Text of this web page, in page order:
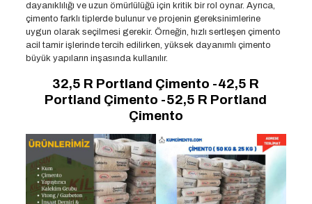
dayanıklılığı ve uzun ömürlülüğü için kritik bir rol oynar. Ayrıca,
çimento farklı tiplerde bulunur ve projenin gereksinimlerine
uygun olarak seçilmesi gerekir. Örneğin, hızlı sertleşen çimento
acil tamir işlerinde tercih edilirken, yüksek dayanımlı çimento
büyük yapıların inşasında kullanılır.
32,5 R Portland Çimento -42,5 R
Portland Çimento -52,5 R Portland
Çimento